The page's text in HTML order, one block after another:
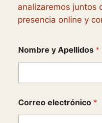
analizaremos juntos
presencia online y
i
t
o
o
m
p
Nombre y Apellidos *
Correo electrónico *